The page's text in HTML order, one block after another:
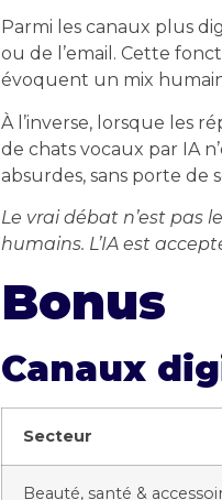
Parmi les canaux plus
ou de l’email. Cette
évoquent un mix
À l’inverse, lorsque les
de chats vocaux par IA
absurdes, sans porte de
Le vrai débat n’est pas
humains. L’IA est
Bonus
Canaux
Secteur
Beauté, santé &